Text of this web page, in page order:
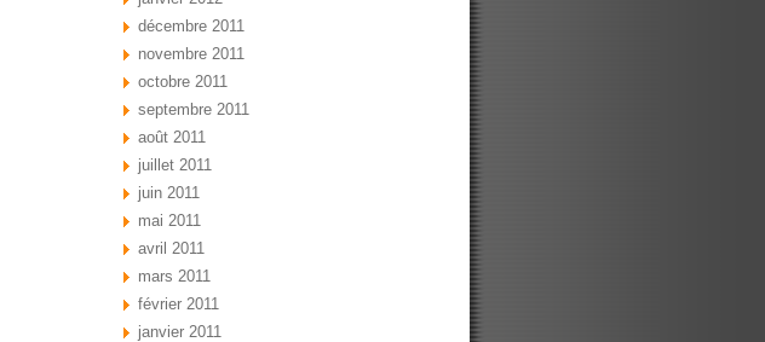
décembre 2011
novembre 2011
octobre 2011
septembre 2011
août 2011
juillet 2011
juin 2011
mai 2011
avril 2011
mars 2011
février 2011
janvier 2011